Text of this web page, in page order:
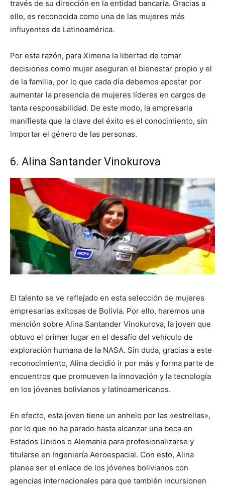
través de su dirección en la entidad bancaria. Gracias a
ello, es reconocida como una de las mujeres más
influyentes de Latinoamérica.
Por esta razón, para Ximena la libertad de tomar
decisiones como mujer aseguran el bienestar propio y el
de la familia, por lo que cada día debemos apostar por
aumentar la presencia de mujeres líderes en cargos de
tanta responsabilidad. De este modo, la empresaria
manifiesta que la clave del éxito es el conocimiento, sin
importar el género de las personas.
6. Alina Santander Vinokurova
El talento se ve reflejado en esta selección de mujeres
empresarias exitosas de Bolivia. Por ello, haremos una
mención sobre Alina Santander Vinokurova, la joven que
obtuvo el primer lugar en el desafío del vehículo de
exploración humana de la NASA. Sin duda, gracias a este
reconocimiento, Alina decidió ir por más y forma parte de
encuentros que promueven la innovación y la tecnología
en los jóvenes bolivianos y latinoamericanos.
En efecto, esta joven tiene un anhelo por las «estrellas»,
por lo que no ha parado hasta alcanzar una beca en
Estados Unidos o Alemania para profesionalizarse y
titularse en Ingeniería Aeroespacial. Con esto, Alina
planea ser el enlace de los jóvenes bolivianos con
agencias internacionales para que también incursionen